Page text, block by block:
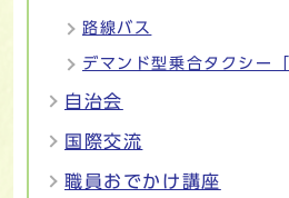
路線バス
デマンド型乗合タクシー
自治会
国際交流
職員おでかけ講座